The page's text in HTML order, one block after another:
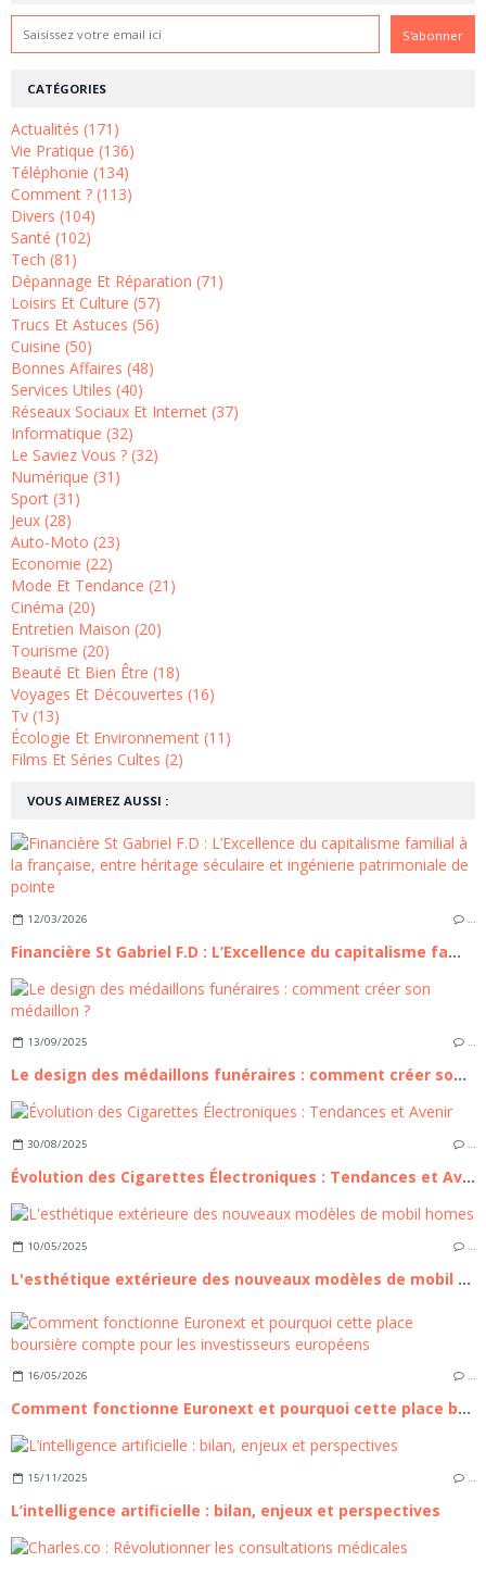
VOUS AIMEREZ AUSSI :
12/03/2026 …
Financière St Gabriel F.D : L’Excellence du capitalisme familial à la française, entre héritage séculaire et ingénierie patrimoniale de pointe
13/09/2025 …
Le design des médaillons funéraires : comment créer son médaillon ?
30/08/2025 …
Évolution des Cigarettes Électroniques : Tendances et Avenir
10/05/2025 …
L'esthétique extérieure des nouveaux modèles de mobil homes
16/05/2026 …
Comment fonctionne Euronext et pourquoi cette place boursière compte pour les investisseurs européens
15/11/2025 …
L’intelligence artificielle : bilan, enjeux et perspectives
CATÉGORIES
Actualités (171)
Vie Pratique (136)
Téléphonie (134)
Comment ? (113)
Divers (104)
Santé (102)
Tech (81)
Dépannage Et Réparation (71)
Loisirs Et Culture (57)
Trucs Et Astuces (56)
Cuisine (50)
Bonnes Affaires (48)
Services Utiles (40)
Réseaux Sociaux Et Internet (37)
Informatique (32)
Le Saviez Vous ? (32)
Numérique (31)
Sport (31)
Jeux (28)
Auto-Moto (23)
Economie (22)
Mode Et Tendance (21)
Cinéma (20)
Entretien Maison (20)
Tourisme (20)
Beauté Et Bien Être (18)
Voyages Et Découvertes (16)
Tv (13)
Écologie Et Environnement (11)
Films Et Séries Cultes (2)